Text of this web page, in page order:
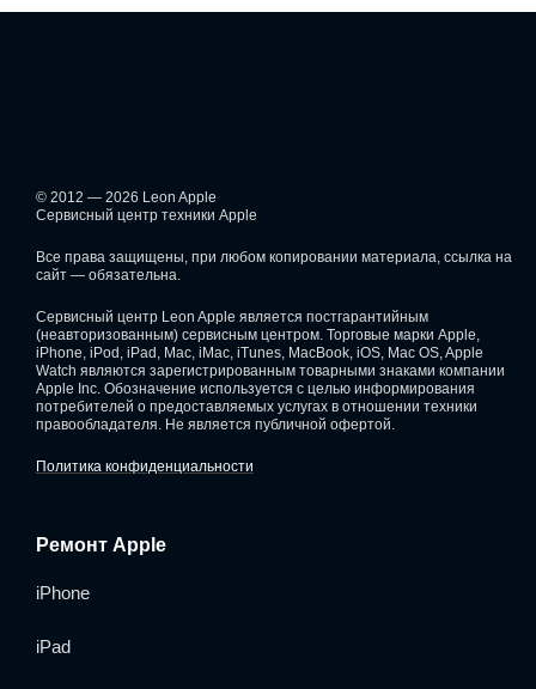
© 2012 — 2026 Leon Apple
Сервисный центр техники Apple
Все права защищены, при любом копировании материала, ссылка на
сайт — обязательна.
Сервисный центр Leon Apple является постгарантийным
(неавторизованным) сервисным центром. Торговые марки Apple,
iPhone, iPod, iPad, Mac, iMac, iTunes, MacBook, iOS, Mac OS, Apple
Watch являются зарегистрированным товарными знаками компании
Apple Inc. Обозначение используется с целью информирования
потребителей о предоставляемых услугах в отношении техники
правообладателя. Не является публичной офертой.
Политика конфиденциальности
Ремонт Apple
iPhone
iPad